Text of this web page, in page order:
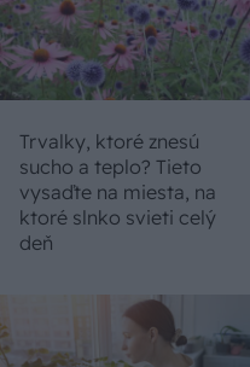
Trvalky, ktoré znesú
sucho a teplo? Tieto
vysaďte na miesta, na
ktoré slnko svieti celý
deň